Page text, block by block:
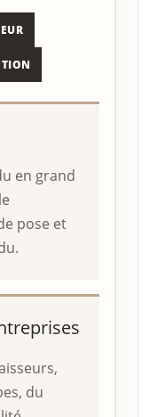
en grand
pose et
du